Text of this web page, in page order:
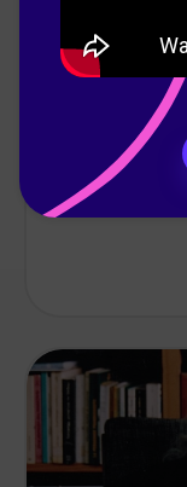
Thaís Benedetti
Ensino
completo